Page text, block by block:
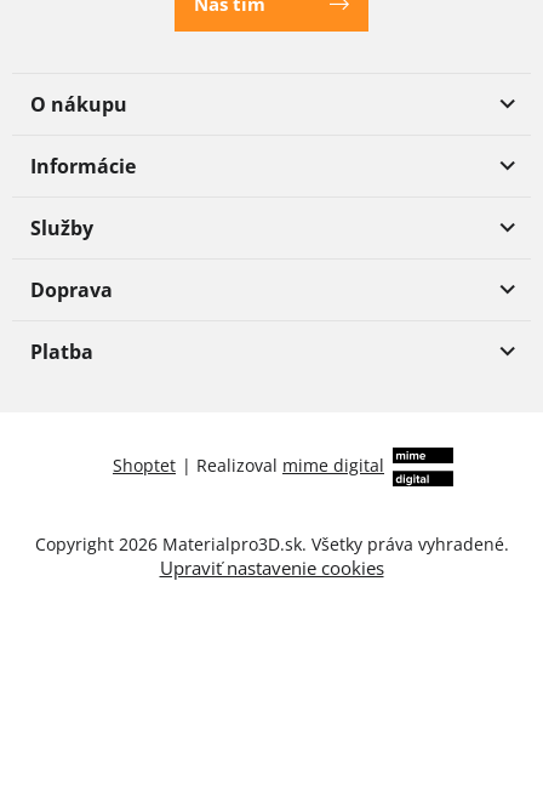
O nákupu
Informácie
Služby
Doprava
Platba
Shoptet | Realizoval mime digital
Copyright 2026 Materialpro3D.sk. Všetky práva vyhradené.
Upraviť nastavenie cookies